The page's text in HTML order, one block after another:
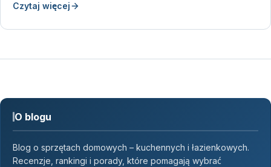
Czytaj więcej
O blogu
Blog o sprzętach domowych – kuchennych i łazienkowych.
Recenzje, rankingi i porady, które pomagają wybrać